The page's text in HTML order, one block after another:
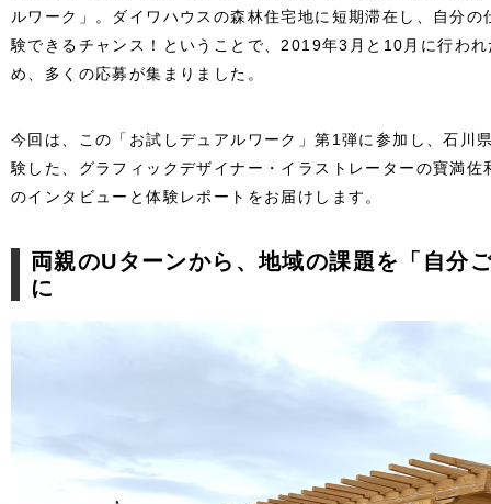
ルワーク」。ダイワハウスの森林住宅地に短期滞在し、自分
験できるチャンス！ということで、2019年3月と10月に行わ
め、多くの応募が集まりました。
今回は、この「お試しデュアルワーク」第1弾に参加し、石川
験した、グラフィックデザイナー・イラストレーターの寶満
のインタビューと体験レポートをお届けします。
両親のUターンから、地域の課題を「自分
に